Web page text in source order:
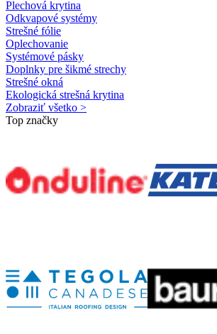
Plechová krytina
Odkvapové systémy
Strešné fólie
Oplechovanie
Systémové pásky
Doplnky pre šikmé strechy
Strešné okná
Ekologická strešná krytina
Zobraziť všetko >
Top značky